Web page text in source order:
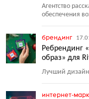
Агентство
обеспечения
брендинг
Ребрендинг
образ» для
Лучший дизайн
интернет-